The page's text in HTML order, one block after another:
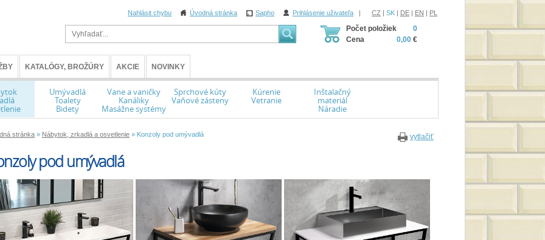
Nahlásit chybu Úvodná stránka Sapho Prihlásenie uživateľa | CZ | SK | DE | EN | PL
Počet položiek
Cena
0
0,00 €
KATALÓGY, BROŽÚRY AKCIE NOVINKY
Umývadlá
Toalety
Bidety
Vane a vaničky
Kanáliky
Masážne systémy
Sprchové kúty
Vaňové zásteny
Kúrenie
Vetranie
Inštalačný
materiál
Náradie
vytlačiť
stránka » Nábytok, zrkadlá a osvetlenie » Konzoly pod umývadlá
pod umývadlá